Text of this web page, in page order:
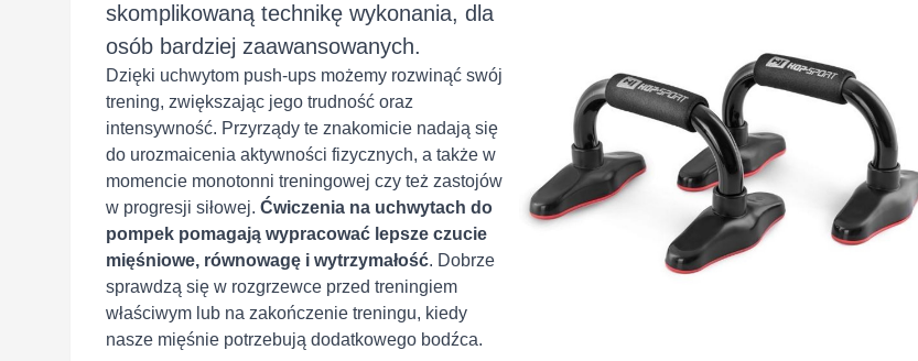
skomplikowaną technikę wykonania, dla
osób bardziej zaawansowanych.
Dzięki uchwytom push-ups możemy rozwinąć swój
trening, zwiększając jego trudność oraz
intensywność. Przyrządy te znakomicie nadają się
do urozmaicenia aktywności fizycznych, a także w
momencie monotonni treningowej czy też zastojów
w progresji siłowej. Ćwiczenia na uchwytach do
pompek pomagają wypracować lepsze czucie
mięśniowe, równowagę i wytrzymałość. Dobrze
sprawdzą się w rozgrzewce przed treningiem
właściwym lub na zakończenie treningu, kiedy
nasze mięśnie potrzebują dodatkowego bodźca.